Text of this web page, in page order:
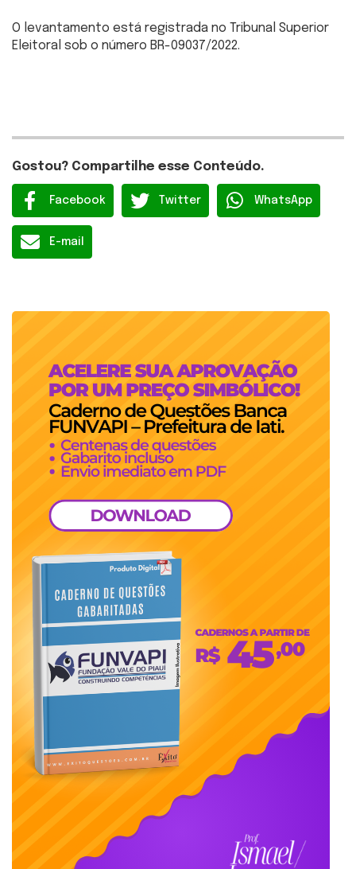
O levantamento está registrada no Tribunal Superior
Eleitoral sob o número BR-09037/2022.
Gostou? Compartilhe esse Conteúdo.
Facebook Twitter WhatsApp
E-mail